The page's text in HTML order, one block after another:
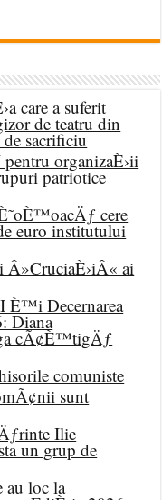
care a suferit
de teatru din
sacrificiu
organizaÈ›ii
patriotice
cere
euro institutului
ai
Decernarea
Diana
cÃ¢È™tigÄƒ
comuniste
sunt
Ilie
un grup de
au loc la